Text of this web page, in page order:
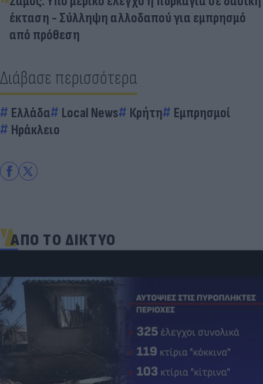
έκταση - Σύλληψη αλλοδαπού για εμπρησμό
από πρόθεση
Διάβασε περισσότερα
Ελλάδα Local News Κρήτη
Εμπρησμοί
Ηράκλειο
ΑΠΟ ΤΟ ΔΙΚΤΥΟ